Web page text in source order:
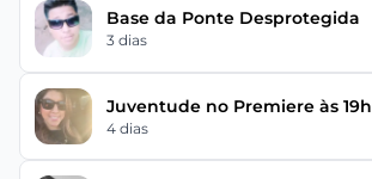
Base da Ponte Desprotegida
3 dias
Juventude no Premiere às 19h
4 dias